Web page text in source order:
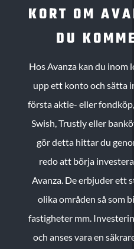
KORT OM
DU
Hos Avanza kan du
upp ett konto och sätta
första aktie- eller
Swish, Trustly eller
gör detta hittar du
redo att börja
Avanza. De erbjuder ett
olika områden så som
fastigheter mm.
och anses vara en